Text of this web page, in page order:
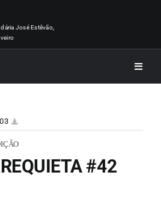
José Estêvão,
Toggle
#42